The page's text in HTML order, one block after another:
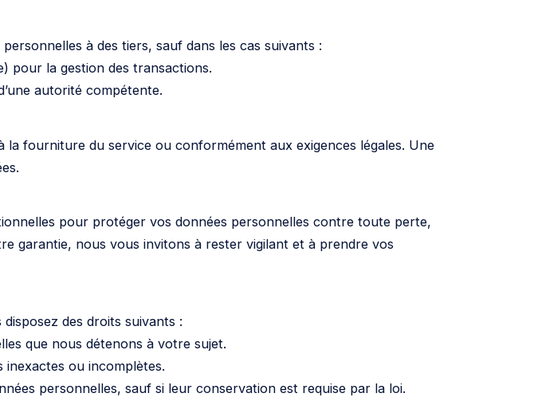
à des tiers, sauf dans les cas suivants :
pour la gestion des transactions.
autorité compétente.
fourniture du service ou conformément aux exigences légales. Une
pour protéger vos données personnelles contre toute perte,
garantie, nous vous invitons à rester vigilant et à prendre vos
des droits suivants :
que nous détenons à votre sujet.
ou incomplètes.
personnelles, sauf si leur conservation est requise par la loi.